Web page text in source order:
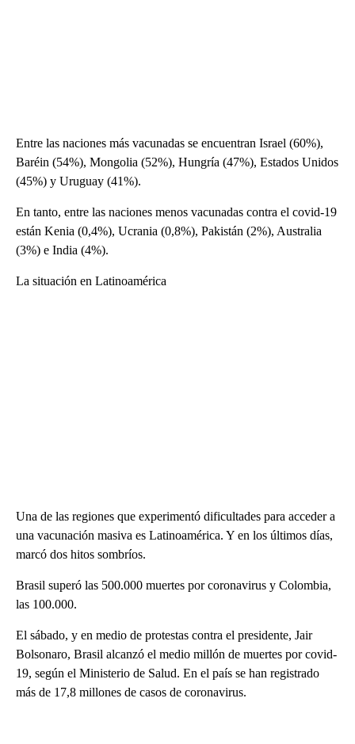
Entre las naciones más vacunadas se encuentran Israel (60%),
Baréin (54%), Mongolia (52%), Hungría (47%), Estados Unidos
(45%) y Uruguay (41%).
En tanto, entre las naciones menos vacunadas contra el covid-19
están Kenia (0,4%), Ucrania (0,8%), Pakistán (2%), Australia
(3%) e India (4%).
La situación en Latinoamérica
Una de las regiones que experimentó dificultades para acceder a
una vacunación masiva es Latinoamérica. Y en los últimos días,
marcó dos hitos sombríos.
Brasil superó las 500.000 muertes por coronavirus y Colombia,
las 100.000.
El sábado, y en medio de protestas contra el presidente, Jair
Bolsonaro, Brasil alcanzó el medio millón de muertes por covid-
19, según el Ministerio de Salud. En el país se han registrado
más de 17,8 millones de casos de coronavirus.